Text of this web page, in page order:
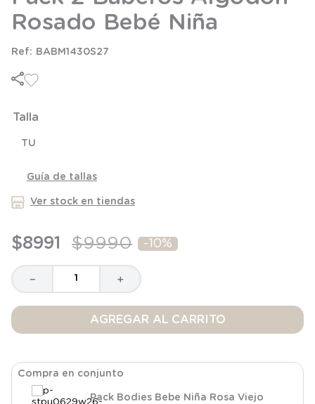
Rosado Bebé Niña
BABM1430S27
Talla
TU
Guía de tallas
Ver stock en tiendas
$8991 $9990 -10%
＋
－
AGREGAR AL CARRITO
Compra en conjunto
Pack Bodies Bebe Niña Rosa Viejo
4.
body
5
manta
8.
9.